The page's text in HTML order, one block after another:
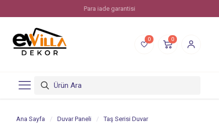
Para iade garantisi
0 0
Ana Sayfa / Duvar Paneli /
Taş Serisi Duvar